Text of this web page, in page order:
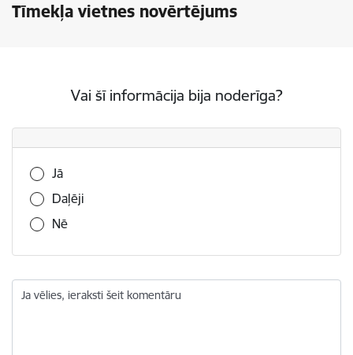
Tīmekļa vietnes novērtējums
Vai šī informācija bija noderīga?
Vai šī informācija bija noderīga?
Jā
Daļēji
Nē
Ja vēlies, ieraksti šeit komentāru